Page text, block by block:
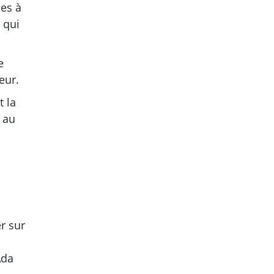
à
qui
la
sur